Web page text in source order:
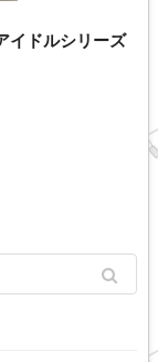
イドルシリーズ